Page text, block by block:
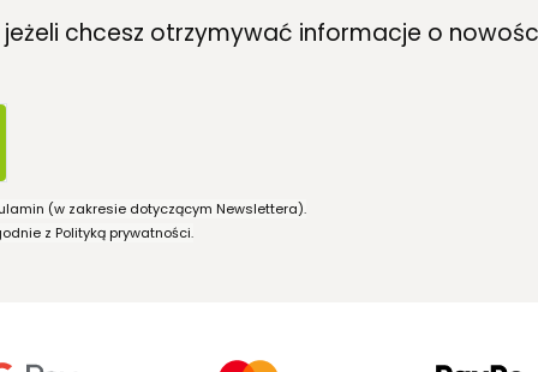
chcesz otrzymywać informacje o
(w zakresie dotyczącym Newslettera).
z Polityką prywatności.